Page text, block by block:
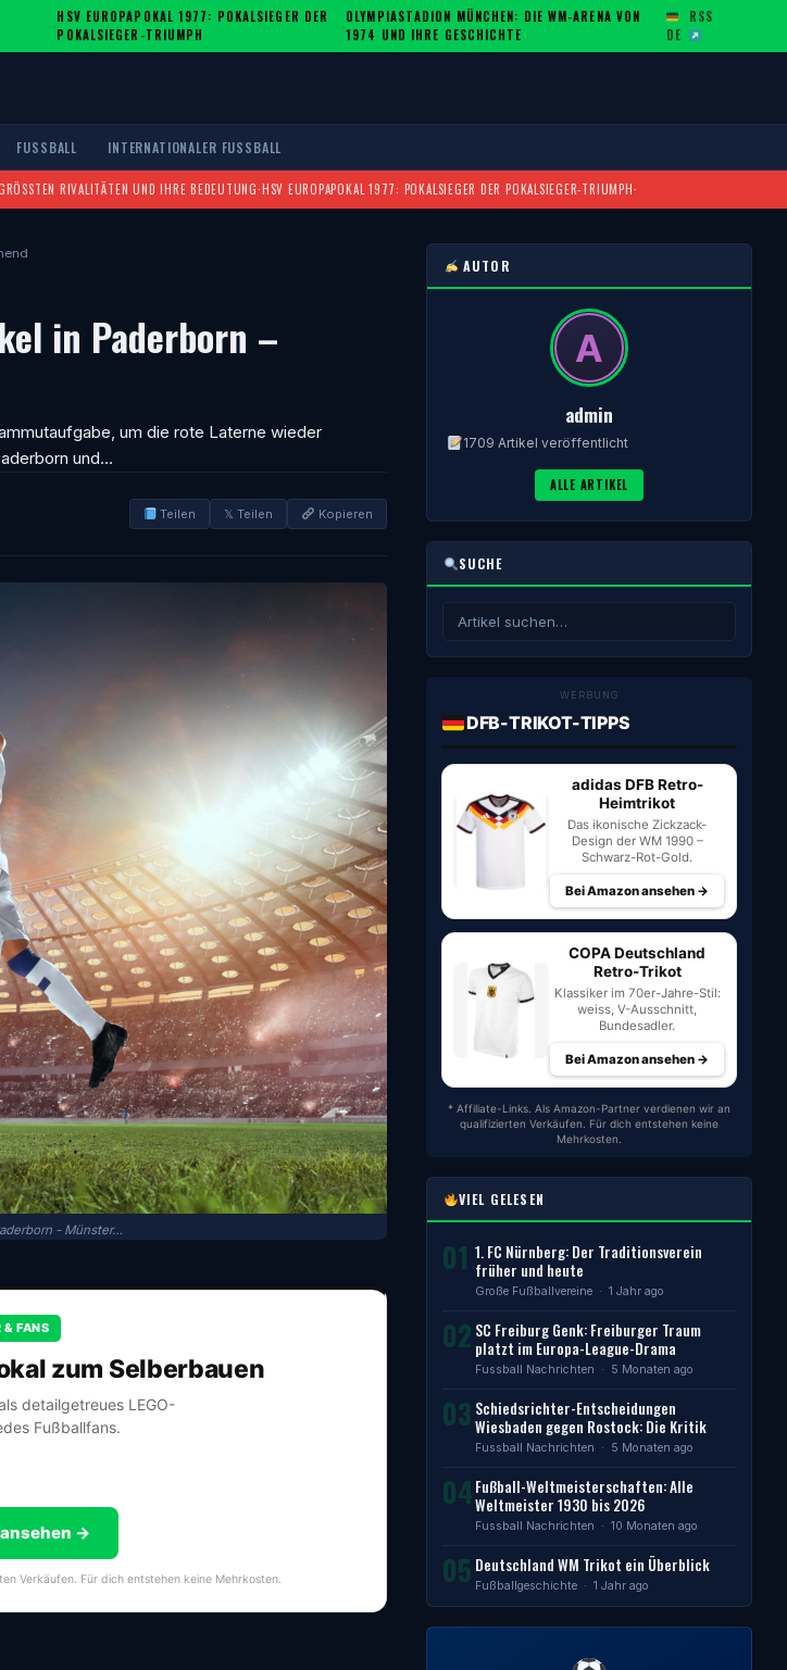
·
HSV EUROPAPOKAL 1977: POKALSIEGER DER
POKALSIEGER-TRIUMPH
·
OLYMPIASTADION MÜNCHEN: DIE WM-ARENA VON
1974 UND IHRE GESCHICHTE
DE
RSS
FUSSBALL INTERNATIONALER FUSSBALL
RIVALITÄTEN UND IHRE BEDEUTUNG ·HSV EUROPAPOKAL 1977: POKALSIEGER DER POKALSIEGER-TRIUMPH·
in Paderborn –
um die rote Laterne wieder
und…
Teilen 𝕏 Teilen Kopieren
- Münster…
& FANS
zum Selberbauen
detailgetreues LEGO-
Fußballfans.
→
Verkäufen. Für dich entstehen keine Mehrkosten.
AUTOR
admin
1709 Artikel veröffentlicht
ALLE ARTIKEL
SUCHE
WERBUNG
DFB-TRIKOT-TIPPS
adidas DFB Retro-
Heimtrikot
Das ikonische Zickzack-
Design der WM 1990 –
Schwarz-Rot-Gold.
Bei Amazon ansehen →
COPA Deutschland
Retro-Trikot
Klassiker im 70er-Jahre-Stil:
weiss, V-Ausschnitt,
Bundesadler.
Bei Amazon ansehen →
* Affiliate-Links. Als Amazon-Partner verdienen wir an
qualifizierten Verkäufen. Für dich entstehen keine
Mehrkosten.
VIEL GELESEN
01 1. FC Nürnberg: Der Traditionsverein
früher und heute
Große Fußballvereine · 1 Jahr ago
02 SC Freiburg Genk: Freiburger Traum
platzt im Europa-League-Drama
Fussball Nachrichten · 5 Monaten ago
03 Schiedsrichter-Entscheidungen
Wiesbaden gegen Rostock: Die Kritik
Fussball Nachrichten · 5 Monaten ago
04 Fußball-Weltmeisterschaften: Alle
Weltmeister 1930 bis 2026
Fussball Nachrichten · 10 Monaten ago
05 Deutschland WM Trikot ein Überblick
Fußballgeschichte · 1 Jahr ago